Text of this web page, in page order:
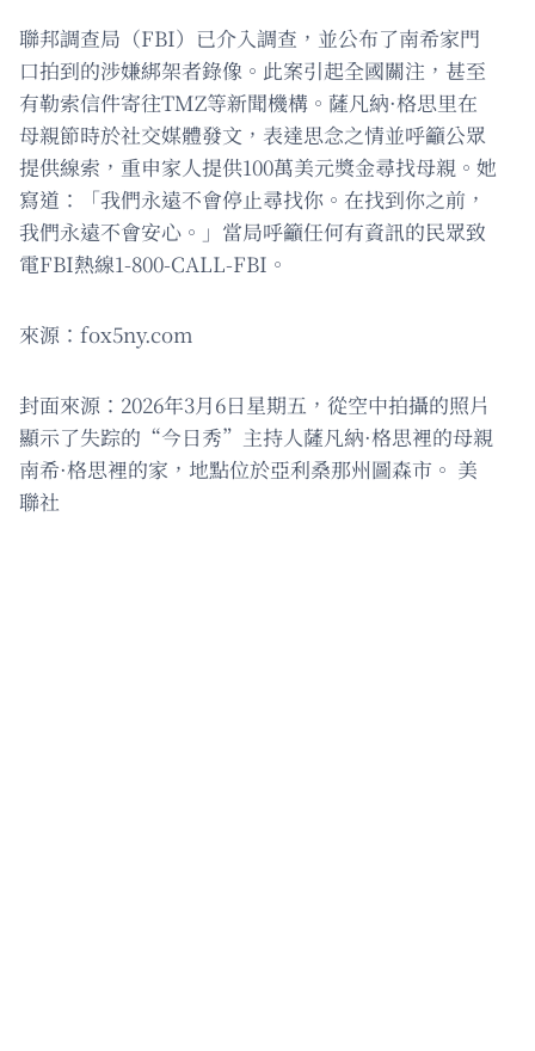
聯邦調查局（FBI）已介入調查，並公布了南希家門
口拍到的涉嫌綁架者錄像。此案引起全國關注，甚至
有勒索信件寄往TMZ等新聞機構。薩凡納·格思里在
母親節時於社交媒體發文，表達思念之情並呼籲公眾
提供線索，重申家人提供100萬美元獎金尋找母親。她
寫道：「我們永遠不會停止尋找你。在找到你之前，
我們永遠不會安心。」當局呼籲任何有資訊的民眾致
電FBI熱線1-800-CALL-FBI。
來源：fox5ny.com
封面來源：2026年3月6日星期五，從空中拍攝的照片
顯示了失踪的“今日秀”主持人薩凡納·格思裡的母親
南希·格思裡的家，地點位於亞利桑那州圖森市。 美
聯社